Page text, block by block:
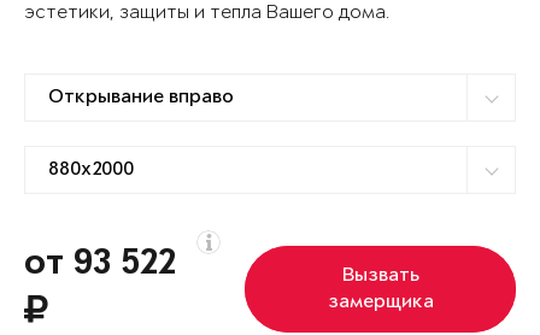
эстетики, защиты и тепла Вашего дома.
от 93 522
Вызвать
замерщика